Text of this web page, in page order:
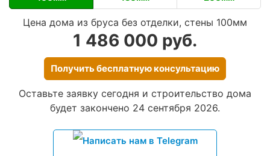
Цена дома из бруса без отделки, стены 100мм
1 486 000 руб.
Получить бесплатную консультацию
Оставьте заявку сегодня и строительство дома
будет закончено 24 сентября 2026.